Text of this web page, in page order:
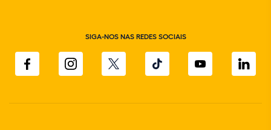
SIGA-NOS NAS REDES SOCIAIS